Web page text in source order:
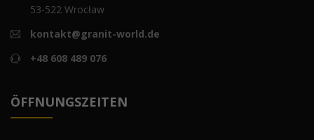
53-522 Wrocław
kontakt@granit-world.de
+48 608 489 076
ÖFFNUNGSZEITEN